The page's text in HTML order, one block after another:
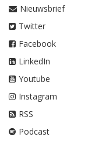
Nieuwsbrief
Twitter
Facebook
LinkedIn
Youtube
Instagram
RSS
Podcast